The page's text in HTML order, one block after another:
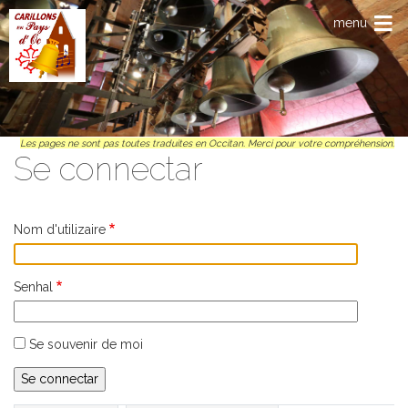
Anar al contengut principal
menu
Les pages ne sont pas toutes traduites en Occitan. Merci pour votre compréhension.
Se connectar
Nom d'utilizaire
Senhal
Se souvenir de moi